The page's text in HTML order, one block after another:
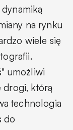
na rynku
wiele się
umożliwi
drogi, którą
technologia
do